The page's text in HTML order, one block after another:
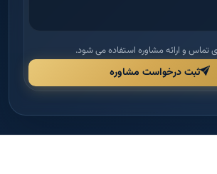
تماس و ارائه مشاوره استفاده می شود.
ثبت درخواست مشاوره